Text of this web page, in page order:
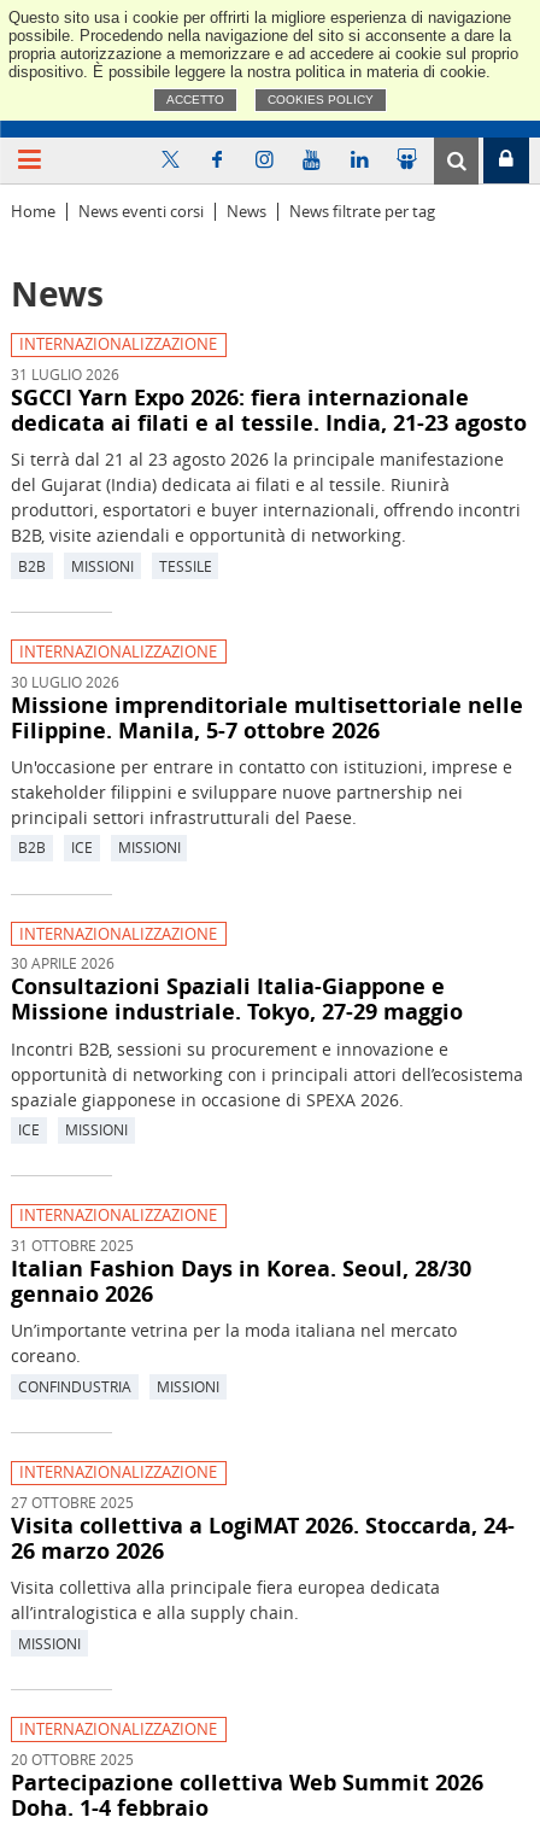
Questo sito usa i cookie per offrirti la migliore esperienza di navigazione
possibile. Procedendo nella navigazione del sito si acconsente a dare la
propria autorizzazione a memorizzare e ad accedere ai cookie sul proprio
dispositivo. È possibile leggere la nostra politica in materia di cookie.
ACCETTO COOKIES POLICY
Home News eventi corsi News News filtrate per tag
News
INTERNAZIONALIZZAZIONE
31 LUGLIO 2026
SGCCI Yarn Expo 2026: fiera internazionale
dedicata ai filati e al tessile. India, 21-23 agosto
Si terrà dal 21 al 23 agosto 2026 la principale manifestazione
del Gujarat (India) dedicata ai filati e al tessile. Riunirà
produttori, esportatori e buyer internazionali, offrendo incontri
B2B, visite aziendali e opportunità di networking.
B2B MISSIONI TESSILE
INTERNAZIONALIZZAZIONE
30 LUGLIO 2026
Missione imprenditoriale multisettoriale nelle
Filippine. Manila, 5-7 ottobre 2026
Un'occasione per entrare in contatto con istituzioni, imprese e
stakeholder filippini e sviluppare nuove partnership nei
principali settori infrastrutturali del Paese.
B2B ICE MISSIONI
INTERNAZIONALIZZAZIONE
30 APRILE 2026
Consultazioni Spaziali Italia-Giappone e
Missione industriale. Tokyo, 27-29 maggio
Incontri B2B, sessioni su procurement e innovazione e
opportunità di networking con i principali attori dell’ecosistema
spaziale giapponese in occasione di SPEXA 2026.
ICE MISSIONI
INTERNAZIONALIZZAZIONE
31 OTTOBRE 2025
Italian Fashion Days in Korea. Seoul, 28/30
gennaio 2026
Un’importante vetrina per la moda italiana nel mercato
coreano.
CONFINDUSTRIA MISSIONI
INTERNAZIONALIZZAZIONE
27 OTTOBRE 2025
Visita collettiva a LogiMAT 2026. Stoccarda, 24-
26 marzo 2026
Visita collettiva alla principale fiera europea dedicata
all’intralogistica e alla supply chain.
MISSIONI
INTERNAZIONALIZZAZIONE
20 OTTOBRE 2025
Partecipazione collettiva Web Summit 2026
Doha. 1-4 febbraio